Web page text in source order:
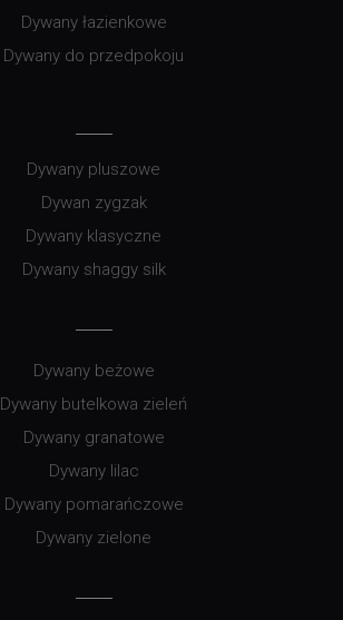
Dywany łazienkowe
Dywany do przedpokoju
Dywany pluszowe
Dywan zygzak
Dywany klasyczne
Dywany shaggy silk
Dywany beżowe
Dywany butelkowa zieleń
Dywany granatowe
Dywany lilac
Dywany pomarańczowe
Dywany zielone